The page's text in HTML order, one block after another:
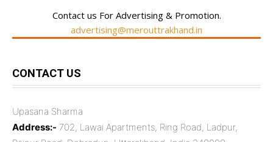
Contact us For Advertising & Promotion.
advertising@merouttrakhand.in
CONTACT US
Upasana Sharma
Address:- 702, Lawai Apartments, Ring Road, Ladpur,